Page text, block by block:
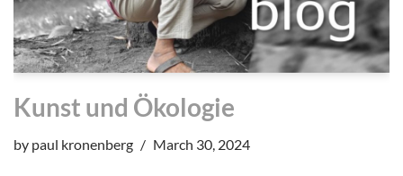
Kunst und Ökologie
by paul kronenberg March 30, 2024